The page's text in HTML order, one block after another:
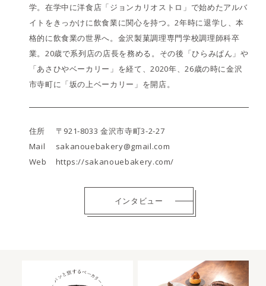
学。在学中に洋食店「ジョンカリオストロ」で始めたアルバ
イトをきっかけに飲食業に関心を持つ。2年時に退学し、本
格的に飲食業の世界へ。金沢製菓調理専門学校調理師科卒
業。20歳で系列店の店長を務める。その後「ひらみぱん」や
「あさひやベーカリー」を経て、2020年、26歳の時に金沢
市寺町に「坂の上ベーカリー」を開店。
住所
〒921-8033 金沢市寺町3-2-27
Mail
sakanouebakery@gmail.com
Web
https://sakanouebakery.com/
インタビュー